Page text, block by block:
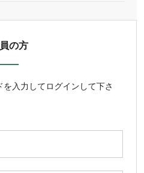
の方
を入力してログインして下さ